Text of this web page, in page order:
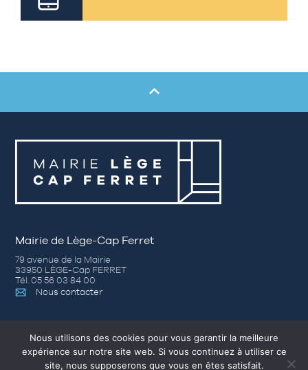
Mairie de Lège-Cap Ferret
79 avenue de la Mairie
33950 LÈGE-Cap FERRET
Tél. 05 56 03 84 00
Nous contacter
Horaires d’ouverture
– Du lundi au jeudi de 8h30 à 12h30 et de 14h00 à 17h30
– Vendredi de 8h30 à 12h30 et de 14h00 à 16h30
Nous utilisons des cookies pour vous garantir la meilleure
expérience sur notre site web. Si vous continuez à utiliser ce
site, nous supposerons que vous en êtes satisfait.